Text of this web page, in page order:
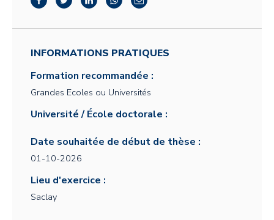
INFORMATIONS PRATIQUES
Formation recommandée :
Grandes Ecoles ou Universités
Université / École doctorale :
Date souhaitée de début de thèse :
01-10-2026
Lieu d'exercice :
Saclay